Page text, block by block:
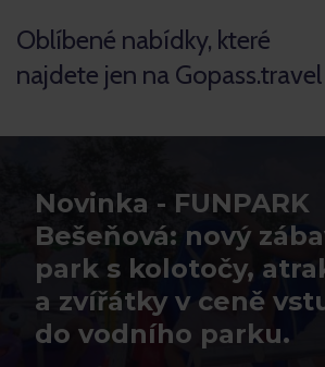
Oblíbené nabídky, které
najdete jen na Gopass.travel
Novinka - FUNPARK
Bešeňová: nový
park s kolotočy,
a zvířátky v ceně
do vodního parku.